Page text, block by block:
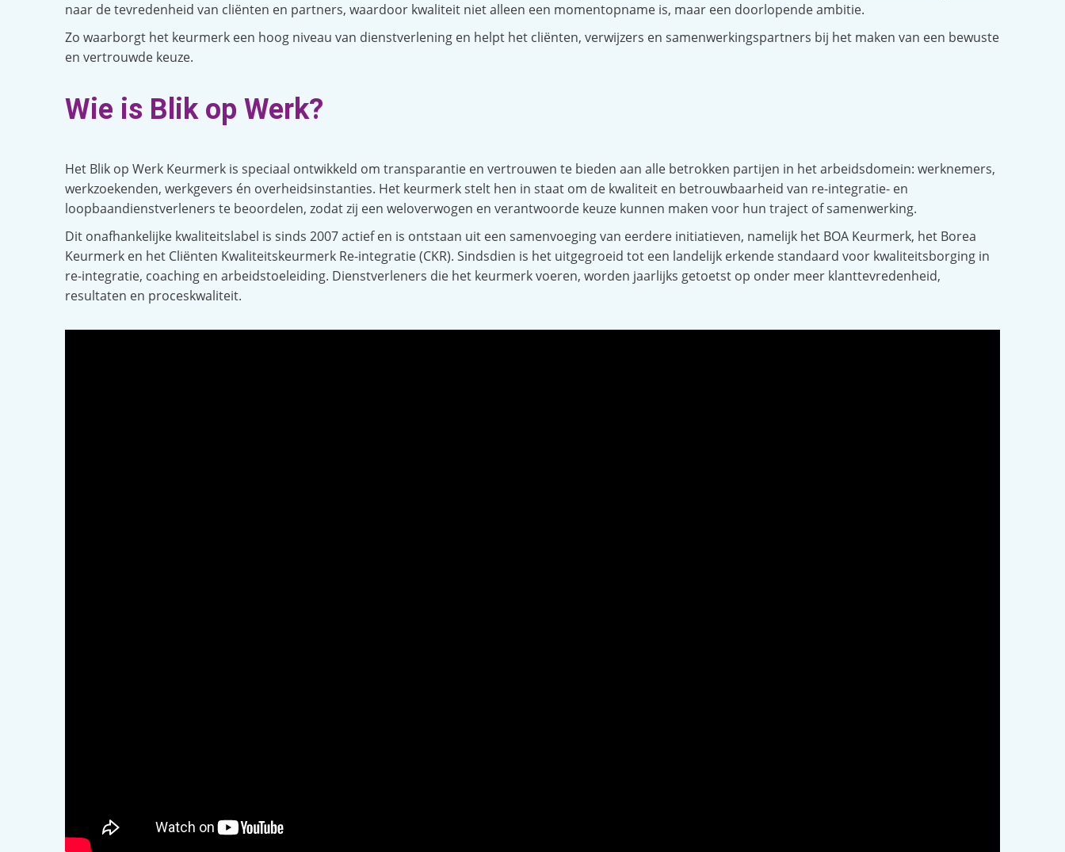
naar de tevredenheid van cliënten en partners, waardoor kwaliteit niet alleen een momentopname is, maar een doorlopende ambitie.
Zo waarborgt het keurmerk een hoog niveau van dienstverlening en helpt het cliënten, verwijzers en samenwerkingspartners bij het maken van een bewuste
en vertrouwde keuze.
Wie is Blik op Werk?
Het Blik op Werk Keurmerk is speciaal ontwikkeld om transparantie en vertrouwen te bieden aan alle betrokken partijen in het arbeidsdomein: werknemers,
werkzoekenden, werkgevers én overheidsinstanties. Het keurmerk stelt hen in staat om de kwaliteit en betrouwbaarheid van re-integratie- en
loopbaandienstverleners te beoordelen, zodat zij een weloverwogen en verantwoorde keuze kunnen maken voor hun traject of samenwerking.
Dit onafhankelijke kwaliteitslabel is sinds 2007 actief en is ontstaan uit een samenvoeging van eerdere initiatieven, namelijk het BOA Keurmerk, het Borea
Keurmerk en het Cliënten Kwaliteitskeurmerk Re-integratie (CKR). Sindsdien is het uitgegroeid tot een landelijk erkende standaard voor kwaliteitsborging in
re-integratie, coaching en arbeidstoeleiding. Dienstverleners die het keurmerk voeren, worden jaarlijks getoetst op onder meer klanttevredenheid,
resultaten en proceskwaliteit.